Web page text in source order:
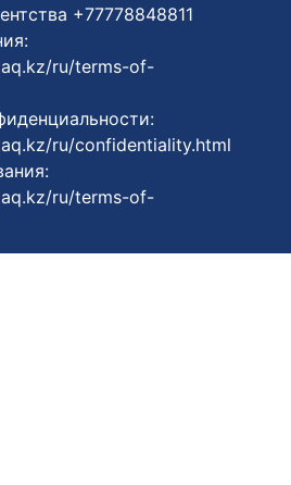
+77778848811
ru/terms-of-
ru/confidentiality.html
ru/terms-of-